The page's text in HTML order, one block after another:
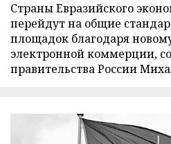
Страны Евразийского
перейдут на общие
площадок благодаря
электронной коммерции,
правительства России